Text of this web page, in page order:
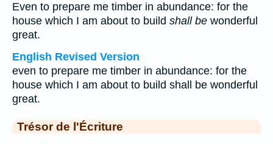
Even to prepare me timber in abundance: for the
house which I am about to build shall be wonderful
great.
English Revised Version
even to prepare me timber in abundance: for the
house which I am about to build shall be wonderful
great.
Trésor de l'Écriture